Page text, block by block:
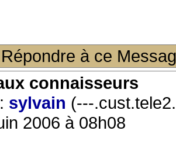
Répondre à ce
connaisseurs
sylvain (---
2006 à 08h08